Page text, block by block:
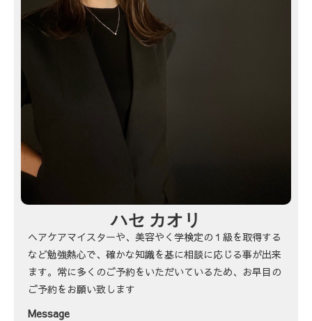
ハセ カオリ
ヘアケアマイスターや、美容やく学検定の１級を取得する
など勉強熱心で、確かな知識を基に相談に応じる事が出来
ます。常に多くのご予約をいただいているため、お早目の
ご予約をお願い致します
Message